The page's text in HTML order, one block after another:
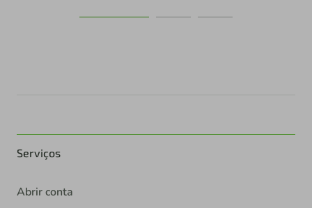
Serviços
Abrir conta